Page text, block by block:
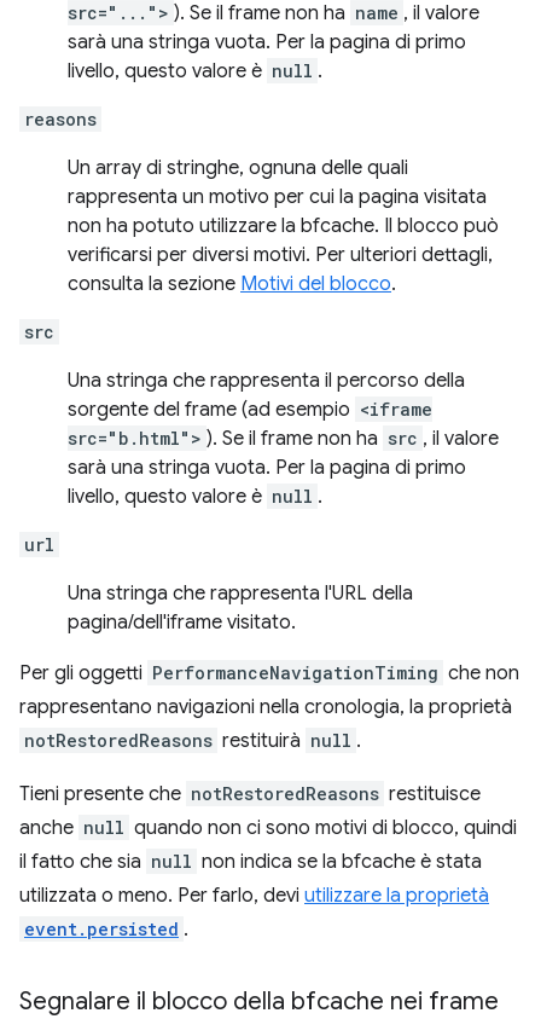
src="..."> ). Se il frame non ha name , il valore
sarà una stringa vuota. Per la pagina di primo
livello, questo valore è null .
reasons
Un array di stringhe, ognuna delle quali
rappresenta un motivo per cui la pagina visitata
non ha potuto utilizzare la bfcache. Il blocco può
verificarsi per diversi motivi. Per ulteriori dettagli,
consulta la sezione Motivi del blocco.
src
Una stringa che rappresenta il percorso della
sorgente del frame (ad esempio <iframe
src="b.html"> ). Se il frame non ha src , il valore
sarà una stringa vuota. Per la pagina di primo
livello, questo valore è null .
url
Una stringa che rappresenta l'URL della
pagina/dell'iframe visitato.
Per gli oggetti PerformanceNavigationTiming che non
rappresentano navigazioni nella cronologia, la proprietà
notRestoredReasons restituirà null .
Tieni presente che notRestoredReasons restituisce
anche null quando non ci sono motivi di blocco, quindi
il fatto che sia null non indica se la bfcache è stata
utilizzata o meno. Per farlo, devi utilizzare la proprietà
event.persisted .
Segnalare il blocco della bfcache nei frame